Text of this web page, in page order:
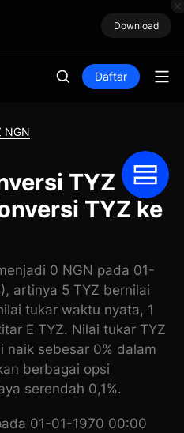
Download
Daftar
NGN
TYZ
TYZ ke
0 NGN pada 01-
artinya 5 TYZ bernilai
tukar waktu nyata, 1
E TYZ. Nilai tukar TYZ
naik sebesar 0% dalam
berbagai opsi
serendah 0,1%.
01-01-1970 00:00